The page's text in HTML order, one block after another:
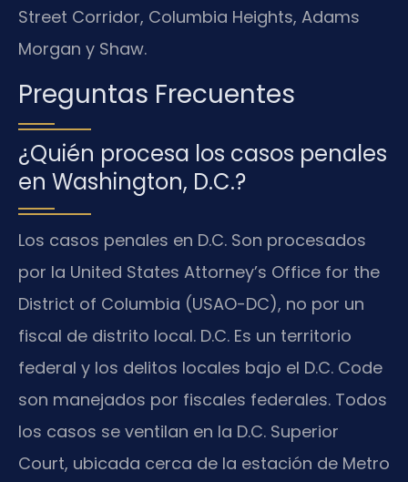
Street Corridor, Columbia Heights, Adams
Morgan y Shaw.
Preguntas Frecuentes
¿Quién procesa los casos penales
en Washington, D.C.?
Los casos penales en D.C. Son procesados
por la United States Attorney’s Office for the
District of Columbia (USAO-DC), no por un
fiscal de distrito local. D.C. Es un territorio
federal y los delitos locales bajo el D.C. Code
son manejados por fiscales federales. Todos
los casos se ventilan en la D.C. Superior
Court, ubicada cerca de la estación de Metro